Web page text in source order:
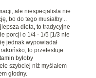
ale niespecjalista nie
bo do tego musiałby ..
dieta, to tradycyjne
porcji o 1/4 - 1/5 [1/3 nie
jednak wypowiadał
to przetestuje
byłoby
szybciej niż myślałem
głodny.